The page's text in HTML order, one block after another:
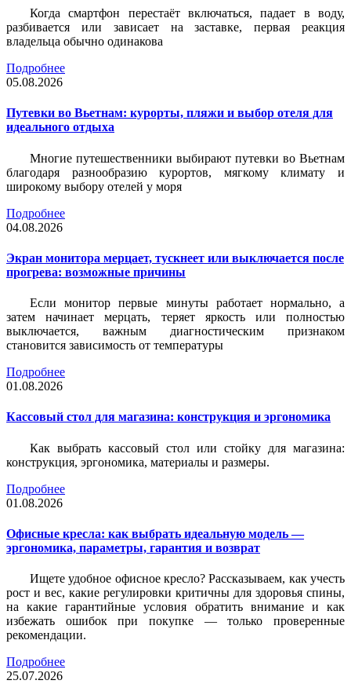
Когда смартфон перестаёт включаться, падает в воду,
разбивается или зависает на заставке, первая реакция
владельца обычно одинакова
Подробнее
05.08.2026
Путевки во Вьетнам: курорты, пляжи и выбор отеля для
идеального отдыха
Многие путешественники выбирают путевки во Вьетнам
благодаря разнообразию курортов, мягкому климату и
широкому выбору отелей у моря
Подробнее
04.08.2026
Экран монитора мерцает, тускнеет или выключается после
прогрева: возможные причины
Если монитор первые минуты работает нормально, а
затем начинает мерцать, теряет яркость или полностью
выключается, важным диагностическим признаком
становится зависимость от температуры
Подробнее
01.08.2026
Кассовый стол для магазина: конструкция и эргономика
Как выбрать кассовый стол или стойку для магазина:
конструкция, эргономика, материалы и размеры.
Подробнее
01.08.2026
Офисные кресла: как выбрать идеальную модель —
эргономика, параметры, гарантия и возврат
Ищете удобное офисное кресло? Рассказываем, как учесть
рост и вес, какие регулировки критичны для здоровья спины,
на какие гарантийные условия обратить внимание и как
избежать ошибок при покупке — только проверенные
рекомендации.
Подробнее
25.07.2026